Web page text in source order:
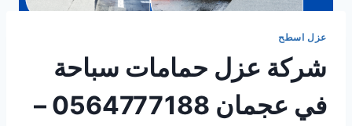
عزل اسطح
شركة عزل حمامات سباحة
في عجمان 0564777188 –